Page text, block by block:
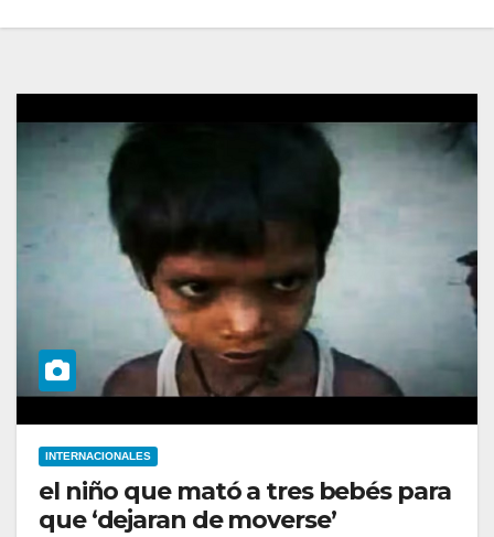
INTERNACIONALES
el niño que mató a tres bebés para
que ‘dejaran de moverse’